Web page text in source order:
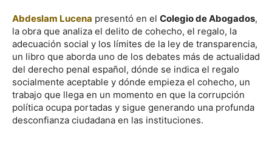
Abdeslam Lucena presentó en el Colegio de Abogados,
la obra que analiza el delito de cohecho, el regalo, la
adecuación social y los límites de la ley de transparencia,
un libro que aborda uno de los debates más de actualidad
del derecho penal español, dónde se indica el regalo
socialmente aceptable y dónde empieza el cohecho, un
trabajo que llega en un momento en que la corrupción
política ocupa portadas y sigue generando una profunda
desconfianza ciudadana en las instituciones.